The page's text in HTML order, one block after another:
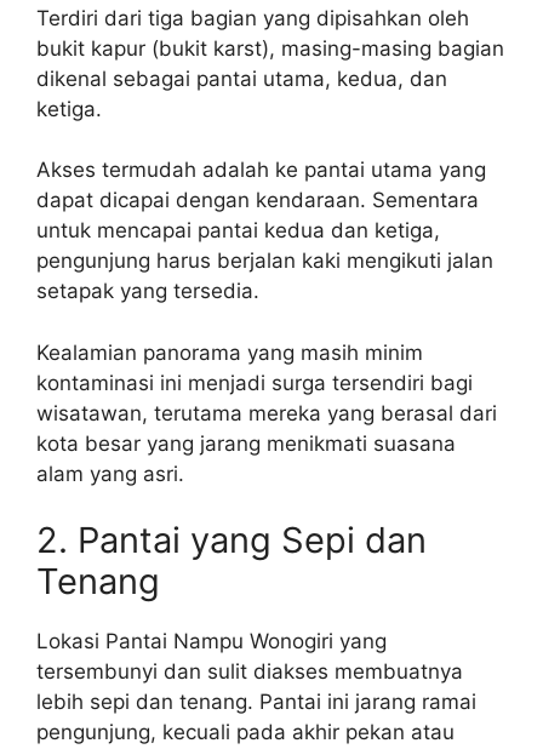
Terdiri dari tiga bagian yang dipisahkan oleh
bukit kapur (bukit karst), masing-masing bagian
dikenal sebagai pantai utama, kedua, dan
ketiga.
Akses termudah adalah ke pantai utama yang
dapat dicapai dengan kendaraan. Sementara
untuk mencapai pantai kedua dan ketiga,
pengunjung harus berjalan kaki mengikuti jalan
setapak yang tersedia.
Kealamian panorama yang masih minim
kontaminasi ini menjadi surga tersendiri bagi
wisatawan, terutama mereka yang berasal dari
kota besar yang jarang menikmati suasana
alam yang asri.
2. Pantai yang Sepi dan
Tenang
Lokasi Pantai Nampu Wonogiri yang
tersembunyi dan sulit diakses membuatnya
lebih sepi dan tenang. Pantai ini jarang ramai
pengunjung, kecuali pada akhir pekan atau